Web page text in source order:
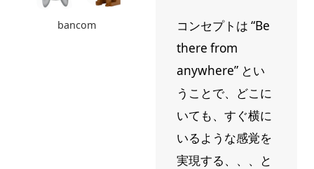
bancom
コンセプトは “Be
there from
anywhere” とい
うことで、どこに
いても、すぐ横に
いるような感覚を
実現する、、、と